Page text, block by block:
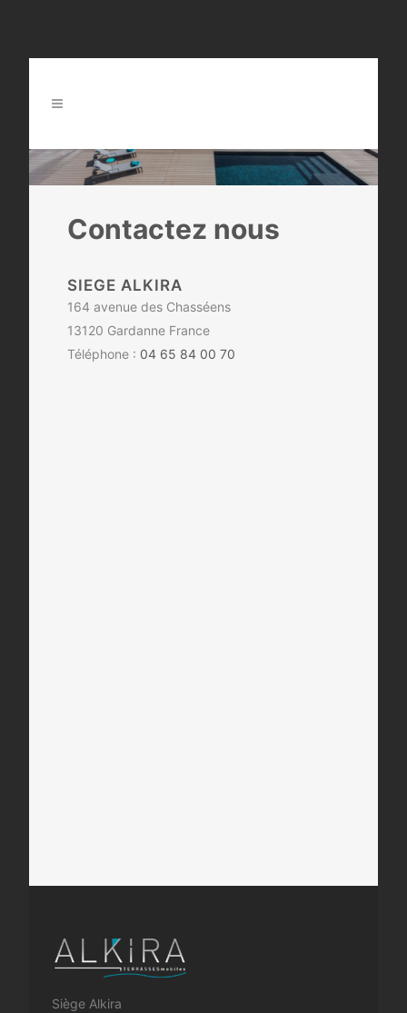
Contactez nous
SIEGE ALKIRA
164 avenue des Chasséens
13120 Gardanne France
Téléphone : 04 65 84 00 70
Siège Alkira